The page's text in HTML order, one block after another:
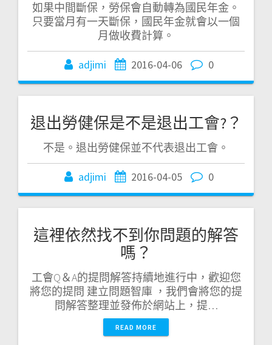
如果中間斷保，勞保會自動轉為國民年金。
只要當月有一天斷保，國民年金就會以一個
月做收費計算。
adjimi 2016-04-06 0
退出勞健保是不是退出工會?？
不是。退出勞健保並不代表退出工會。
adjimi 2016-04-05 0
這裡依然找不到你問題的解答
嗎？
工會Q＆A的提問解答持續地進行中，歡迎您
將您的提問 建立問題智庫 ，我們會將您的提
問解答整理並發佈於網站上，提…
READ MORE